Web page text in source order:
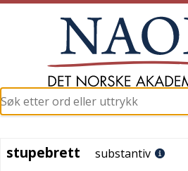
stupebrett
stupebrett substantiv